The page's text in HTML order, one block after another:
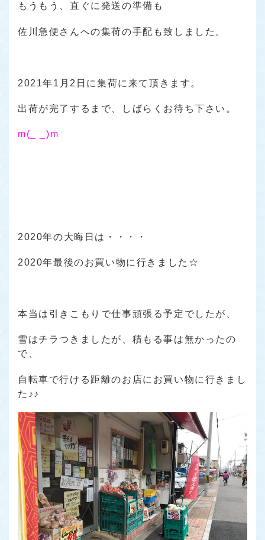
もうもう、直ぐに発送の準備も
佐川急便さんへの集荷の手配も致しました。
2021年1月2日に集荷に来て頂きます。
出荷が完了するまで、しばらくお待ち下さい。
m(_ _)m
2020年の大晦日は・・・・
2020年最後のお買い物に行きました☆
本当は引きこもりで仕事頑張る予定でしたが、
雪はチラつきましたが、積もる事は無かったの
で、
自転車で行ける距離のお店にお買い物に行きまし
た♪♪